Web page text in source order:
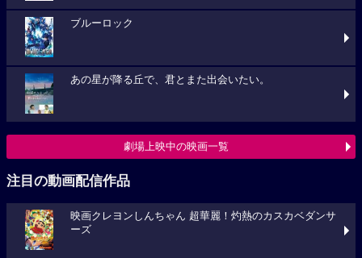
ブルーロック
あの星が降る丘で、君とまた出会いたい。
劇場上映中の映画一覧
注目の動画配信作品
映画クレヨンしんちゃん 超華麗！灼熱のカスカベダンサ
ーズ